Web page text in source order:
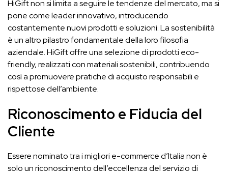
HiGift non si limita a seguire le tendenze del mercato, ma si
pone come leader innovativo, introducendo
costantemente nuovi prodotti e soluzioni. La sostenibilità
è un altro pilastro fondamentale della loro filosofia
aziendale. HiGift offre una selezione di prodotti eco-
friendly, realizzati con materiali sostenibili, contribuendo
così a promuovere pratiche di acquisto responsabili e
rispettose dell’ambiente.
Riconoscimento e Fiducia del
Cliente
Essere nominato tra i migliori e-commerce d’Italia non è
solo un riconoscimento dell’eccellenza del servizio di